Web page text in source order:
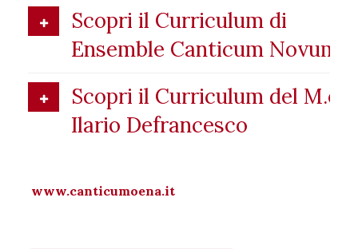
Scopri il Curriculum di
Ensemble Canticum Novum
Scopri il Curriculum del M.o
Ilario Defrancesco
www.canticumoena.it